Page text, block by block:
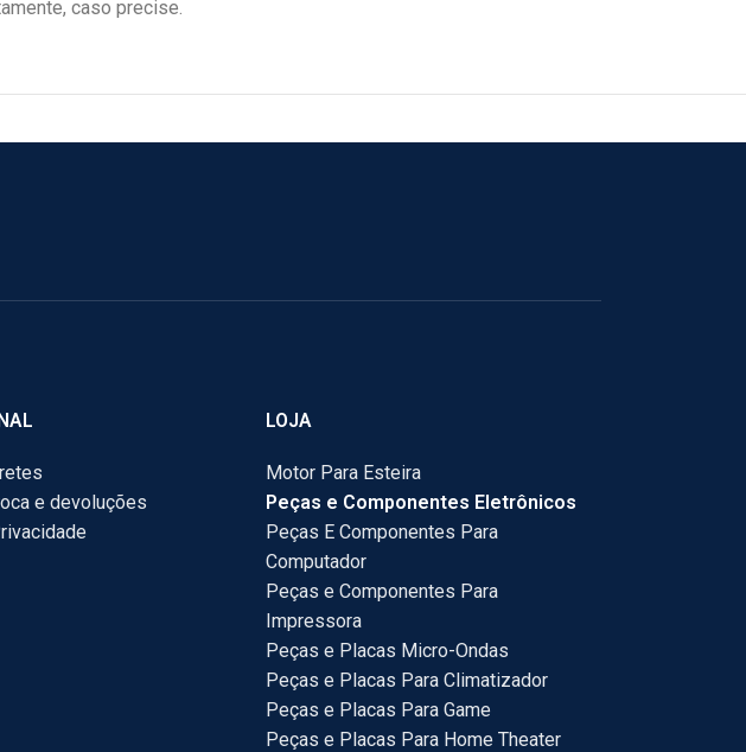
caso precise.
e devoluções
LOJA
Motor Para Esteira
Peças e Componentes Eletrônicos
Peças E Componentes Para
Computador
Peças e Componentes Para
Impressora
Peças e Placas Micro-Ondas
Peças e Placas Para Climatizador
Peças e Placas Para Game
Peças e Placas Para Home Theater